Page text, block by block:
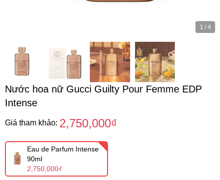
1 / 4
Nước hoa nữ Gucci Guilty Pour Femme EDP
Intense
Giá tham khảo: 2,750,000₫
Eau de Parfum Intense
90ml
2,750,000₫